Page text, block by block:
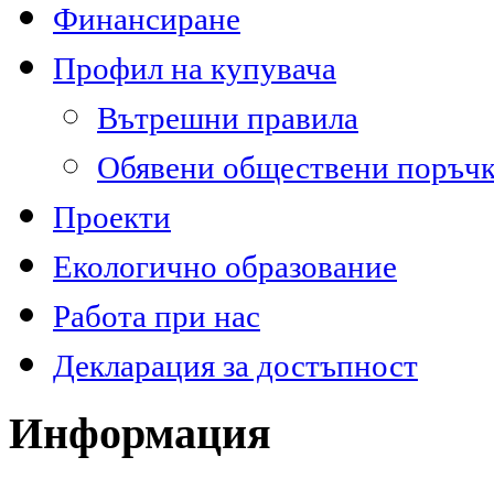
Финансиране
Профил на купувача
Вътрешни правила
Обявени обществени
Проекти
Екологично образование
Работа при нас
Декларация за достъпност
Информация